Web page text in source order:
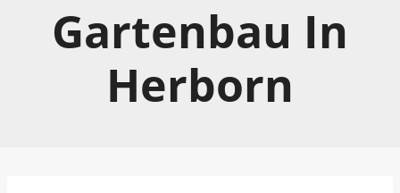
Gartenbau In
Herborn